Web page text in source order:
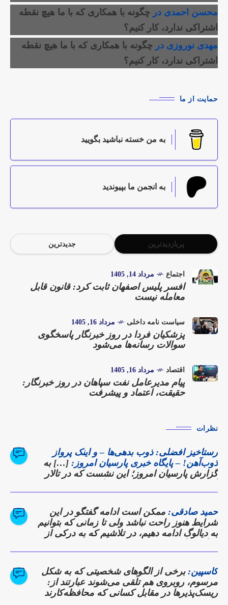
محسن احمدی در چگونه با همکاری که با ما هیچ نقطه
اشتراکی ندارد، کار کنیم؟
مهدی نوروزی در چگونه با همکاری که با ما هیچ نقطه
اشتراکی ندارد، کار کنیم؟
حمایت از ما
به من خسته نباشید بگویید
به انجمن ما بپیوندید
پربازدیدترین جدیدترین
اجتماع مرداد 14, 1405
افسر پلیس اصفهان ثابت کرد: قانون قابل
معامله نیست
سیاست نامه داخلی مرداد 16, 1405
پزشکیان فردا در روز خبرنگار پاسخگوی
سوالات رسانه‌ها می‌شود
اقتصاد مرداد 16, 1405
پیام مدیرعامل نفت سپاهان در روز خبرنگار:
حقیقت، اعتماد و پیشرفت
نظرات
رستاخیز افضلی: ذوب بدهی‌ها – و اینک پرواز
ذوب‌آهن! – پایگاه خبری پارسیان امروز: […] به
گزارش پارسیان امروز؛ این نشست که در تالار
دستاوردها بود، بلکه وعده‌ای برای بازگشت
ذوب‌آهن به روزهای اوج تولید و سودآوری به
شمار می‌رفت. […]
حمید صادقی: ممکن است ادامه گفتگو در این
شرایط هنوز راحت نباشد ولی تا زمانی که بتوانیم
به دیالوگ ادامه دهیم، در تلاشیم که به درکی از
کاسپین:برخی از الگوهای شخصیتی که به شکل
مرسوم، روبروی هم تلقی می‌شوند عبارتند از:
ریسک‌پذیرها در مقابل کسانی که محافظه‌کارند